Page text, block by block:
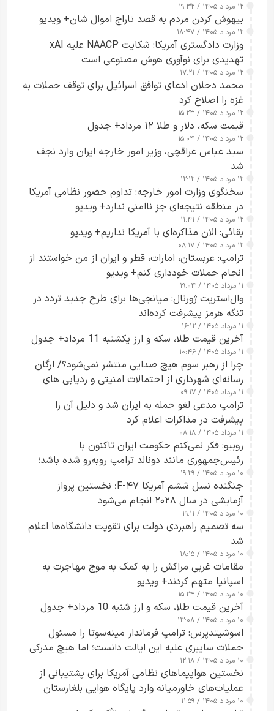
۱۲ مرداد ۱۴۰۵ / ۱۹:۳۲
بیهوش کردن مردم به قصد تاراج اموال شان+ ویدیو
۱۲ مرداد ۱۴۰۵ / ۱۸:۴۷
وزارت دادگستری آمریکا: شکایت NAACP علیه xAI
تهدیدی برای نوآوری هوش مصنوعی است
۱۲ مرداد ۱۴۰۵ / ۱۷:۲۱
محمد دحلان ادعای توافق اسرائیل برای توقف حملات به
غزه را اصلاح کرد
۱۲ مرداد ۱۴۰۵ / ۱۵:۲۳
قیمت سکه، دلار و طلا ۱۲ مرداد+ جدول
۱۲ مرداد ۱۴۰۵ / ۱۵:۰۴
سید عباس عراقچی، وزیر امور خارجه ایران وارد نجف
شد
۱۲ مرداد ۱۴۰۵ / ۱۲:۱۲
سخنگوی وزارت امور خارجه: تداوم حضور نظامی آمریکا
در منطقه نتیجه‌ای جز ناامنی ندارد+ ویدیو
۱۲ مرداد ۱۴۰۵ / ۱۱:۴۱
بقائی: الان مذاکره‌ای با آمریکا نداریم+ ویدیو
۱۲ مرداد ۱۴۰۵ / ۰۸:۱۷
ترامپ: عربستان، امارات، قطر و ایران از من خواستند از
انجام حملات خودداری کنم+ ویدیو
۱۱ مرداد ۱۴۰۵ / ۱۹:۰۴
وال‌استریت ژورنال: میانجی‌ها برای طرح جدید تردد در
تنگه هرمز پیشرفت کرده‌اند
۱۱ مرداد ۱۴۰۵ / ۱۶:۱۲
آخرین قیمت طلا، سکه و ارز یکشنبه 11 مرداد+ جدول
۱۱ مرداد ۱۴۰۵ / ۱۰:۴۶
چرا از رهبر سوم هیچ صدایی منتشر نمی‌شود؟/ ارگان
رسانه‌ای شهرداری از احتمالات امنیتی و ردیابی های
جاسوسی گفت
۱۱ مرداد ۱۴۰۵ / ۰۹:۱۷
ترامپ مدعی لغو حمله به ایران شد و دلیل آن را
پیشرفت در مذاکرات اعلام کرد
۱۱ مرداد ۱۴۰۵ / ۰۸:۱۸
روبیو: فکر نمی‌کنم حکومت ایران تاکنون با
رئیس‌جمهوری مانند دونالد ترامپ روبه‌رو شده باشد؛
کسی که واقعاً دست به اقدام می‌زند
۱۰ مرداد ۱۴۰۵ / ۱۹:۲۹
جنگنده نسل ششم آمریکا F-۴۷؛ نخستین پرواز
آزمایشی در سال ۲۰۲۸ انجام می‌شود
۱۰ مرداد ۱۴۰۵ / ۱۹:۱۱
سه تصمیم راهبردی دولت برای تقویت دانشگاه‌ها اعلام
شد
۱۰ مرداد ۱۴۰۵ / ۱۸:۱۵
مقامات غربی مراکش را به کمک به موج مهاجرت به
اسپانیا متهم کردند+ ویدیو
۱۰ مرداد ۱۴۰۵ / ۱۵:۲۴
آخرین قیمت طلا، سکه و ارز شنبه 10 مرداد+ جدول
۱۰ مرداد ۱۴۰۵ / ۱۳:۰۸
اسوشیتدپرس: ترامپ فرماندار مینه‌سوتا را مسئول
حملات سایبری علیه این ایالت دانست؛ اما هیچ مدرکی
ارائه نکرد
۱۰ مرداد ۱۴۰۵ / ۱۲:۱۸
نخستین هواپیماهای نظامی آمریکا برای پشتیبانی از
عملیات‌های خاورمیانه وارد پایگاه هوایی بلغارستان
شدند
۱۰ مرداد ۱۴۰۵ / ۱۱:۵۹